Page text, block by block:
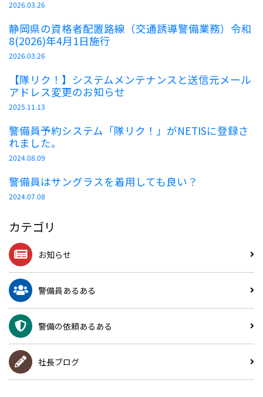
2026.03.26
静岡県の資格者配置路線（交通誘導警備業務）令和
8(2026)年4月1日施行
2026.03.26
【隊リク！】システムメンテナンスと送信元メール
アドレス変更のお知らせ
2025.11.13
警備員予約システム「隊リク！」がNETISに登録さ
れました。
2024.08.09
警備員はサングラスを着用しても良い？
2024.07.08
カテゴリ
お知らせ
警備員あるある
警備の依頼あるある
社長ブログ